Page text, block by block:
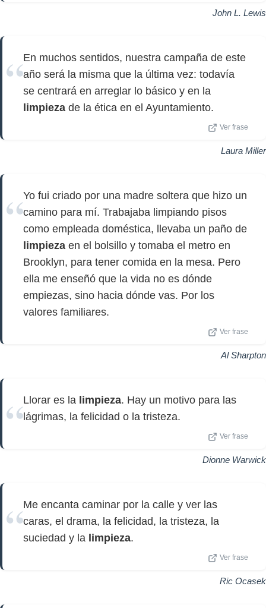
John L. Lewis
En muchos sentidos, nuestra campaña de este
año será la misma que la última vez: todavía
se centrará en arreglar lo básico y en la
limpieza de la ética en el Ayuntamiento.
Ver frase
Laura Miller
Yo fui criado por una madre soltera que hizo un
camino para mí. Trabajaba limpiando pisos
como empleada doméstica, llevaba un paño de
limpieza en el bolsillo y tomaba el metro en
Brooklyn, para tener comida en la mesa. Pero
ella me enseñó que la vida no es dónde
empiezas, sino hacia dónde vas. Por los
valores familiares.
Ver frase
Al Sharpton
Llorar es la limpieza. Hay un motivo para las
lágrimas, la felicidad o la tristeza.
Ver frase
Dionne Warwick
Me encanta caminar por la calle y ver las
caras, el drama, la felicidad, la tristeza, la
suciedad y la limpieza.
Ver frase
Ric Ocasek